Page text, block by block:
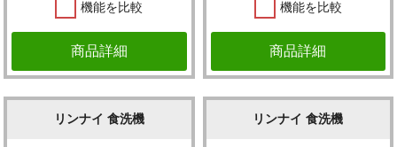
機能を比較
商品詳細
機能を比較
商品詳細
リンナイ 食洗機 リンナイ 食洗機